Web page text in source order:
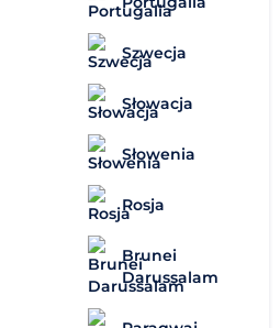
Szwecja
Słowacja
Słowenia
Rosja
Brunei
Darussalam